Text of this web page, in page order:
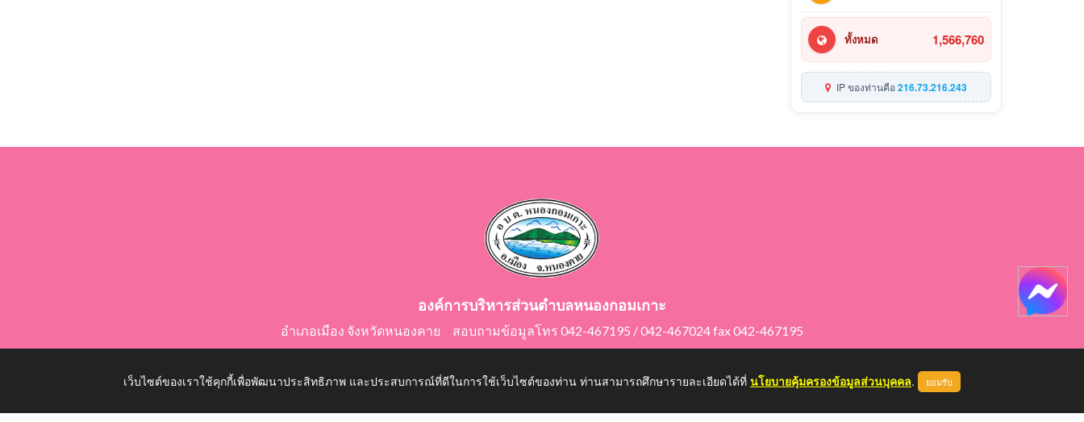
ทั้งหมด 1,566,760
IP ของท่านคือ216.73.216.243
องค์การบริหารส่วนตำบลหนองกอมเกาะ
อำเภอเมือง จังหวัดหนองคาย สอบถามข้อมูลโทร 042-467195 / 042-467024 fax 042-467195
เว็บไซต์ของเราใช้คุกกี้เพื่อพัฒนาประสิทธิภาพ และประสบการณ์ที่ดีในการใช้เว็บไซต์ของท่าน ท่านสามารถศึกษารายละเอียดได้ที่ นโยบายคุ้มครองข้อมูลส่วนบุคคล. ยอมรับ